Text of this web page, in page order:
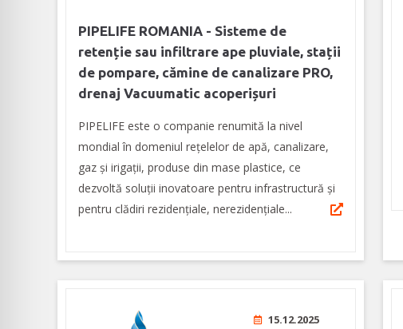
PIPELIFE ROMANIA - Sisteme de
retenție sau infiltrare ape pluviale, stații
de pompare, cămine de canalizare PRO,
drenaj Vacuumatic acoperișuri
PIPELIFE este o companie renumită la nivel
mondial în domeniul rețelelor de apă, canalizare,
gaz și irigații, produse din mase plastice, ce
dezvoltă soluții inovatoare pentru infrastructură și
pentru clădiri rezidențiale, nerezidențiale...
15.12.2025